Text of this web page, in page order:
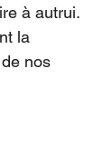
à autrui.
la
nos